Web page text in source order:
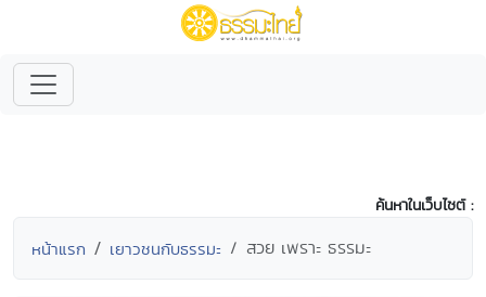
ค้นหาในเว็บไซต์ :
หน้าแรก เยาวชนกับธรรมะ สวย เพราะ ธรรมะ